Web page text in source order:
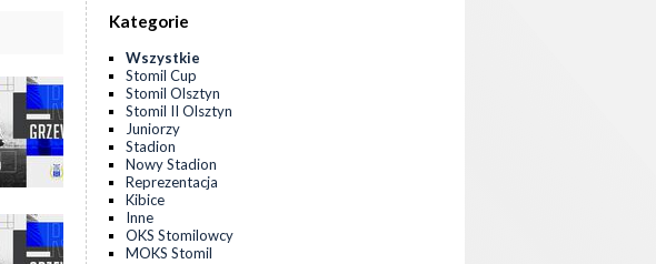
Kategorie
Wszystkie
Stomil Cup
Stomil Olsztyn
Stomil II Olsztyn
Juniorzy
Stadion
Nowy Stadion
Reprezentacja
Kibice
Inne
OKS Stomilowcy
MOKS Stomil